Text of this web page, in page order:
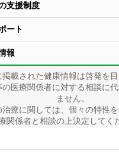
支援制度
ート
報
載された健康情報は啓発を
の医療関係者に対する相談に
ません。
治療に関しては、個々の特性
関係者と相談の上決定してく